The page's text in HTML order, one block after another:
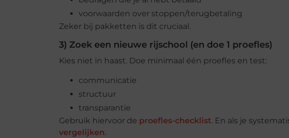
voorwaarden over stoppen/terugbetaling
Zeker bij pakketten is dit cruciaal.
3) Zoek een nieuwe rijschool (en doe 1 proefles)
Kies niet in haast. Doe minimaal één proefles en test:
communicatie
structuur
transparantie
Gebruik hiervoor de proefles-checklist. En als je
vergelijken.